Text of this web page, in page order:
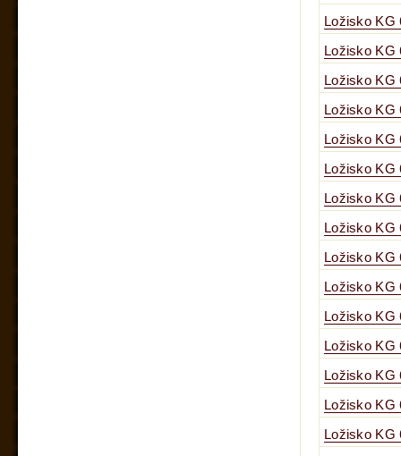
Ložisko KG
Ložisko KG
Ložisko KG
Ložisko KG
Ložisko KG
Ložisko KG
Ložisko KG
Ložisko KG
Ložisko KG
Ložisko KG
Ložisko KG
Ložisko KG
Ložisko KG
Ložisko KG
Ložisko KG